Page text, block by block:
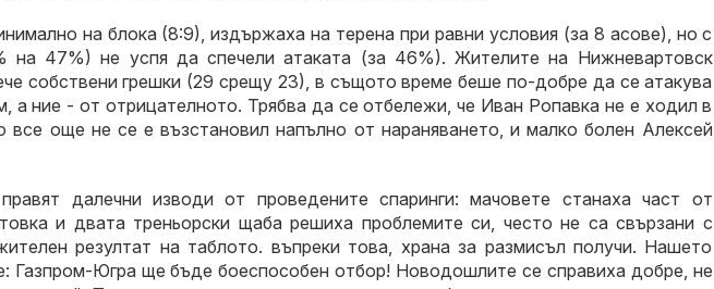
на блока (8:9), издържаха на терена при равни условия (за 8 асове), но с
на 47%) не успя да спечели атаката (за 46%). Жителите на Нижневартовск
собствени грешки (29 срещу 23), в същото време беше по-добре да се атакува
а ние - от отрицателното. Трябва да се отбележи, че Иван Ропавка не е ходил в
все още не се е възстановил напълно от нараняването, и малко болен Алексей
далечни изводи от проведените спаринги: мачовете станаха част от
и двата треньорски щаба решиха проблемите си, често не са свързани с
резултат на таблото. въпреки това, храна за размисъл получи. Нашето
Газпром-Югра ще бъде боеспособен отбор! Новодошлите се справиха добре, не